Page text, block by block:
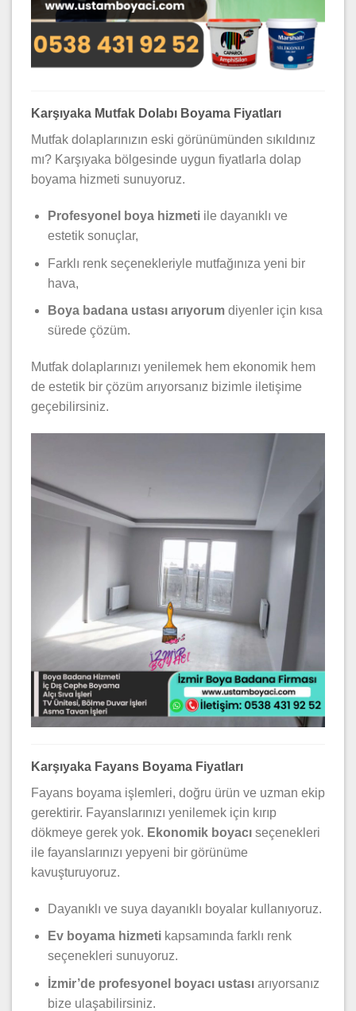
Karşıyaka Mutfak Dolabı Boyama Fiyatları
Mutfak dolaplarınızın eski görünümünden sıkıldınız
mı? Karşıyaka bölgesinde uygun fiyatlarla dolap
boyama hizmeti sunuyoruz.
Profesyonel boya hizmetiile dayanıklı ve
estetik sonuçlar,
Farklı renk seçenekleriyle mutfağınıza yeni bir
hava,
Boya badana ustası arıyorumdiyenler için kısa
sürede çözüm.
Mutfak dolaplarınızı yenilemek hem ekonomik hem
de estetik bir çözüm arıyorsanız bizimle iletişime
geçebilirsiniz.
Karşıyaka Fayans Boyama Fiyatları
Fayans boyama işlemleri, doğru ürün ve uzman ekip
gerektirir. Fayanslarınızı yenilemek için kırıp
dökmeye gerek yok. Ekonomik boyacı seçenekleri
ile fayanslarınızı yepyeni bir görünüme
kavuşturuyoruz.
Dayanıklı ve suya dayanıklı boyalar kullanıyoruz.
Ev boyama hizmetikapsamında farklı renk
seçenekleri sunuyoruz.
İzmir’de profesyonel boyacı ustasıarıyorsanız
bize ulaşabilirsiniz.